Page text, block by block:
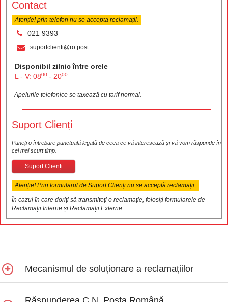
Contact
Atenție! prin telefon nu se accepta reclamații.
021 9393
suportclienti@ro.post
Disponibil zilnic între orele
L - V: 0800 - 2000
Apelurile telefonice se taxează cu tarif normal.
Suport Clienți
Puneți o întrebare punctuală legată de ceea ce vă interesează și vă vom răspunde în
cel mai scurt timp.
Suport Clienți
Atenție! Prin formularul de Suport Clienți nu se acceptă reclamații.
În cazul în care doriți să transmiteți o reclamație, folosiți formularele de
Reclamații Interne și Reclamații Externe.
Mecanismul de soluţionare a reclamaţiilor